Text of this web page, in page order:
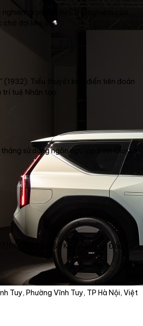
trọng về pin: Trải nghiệm của
chờ đợi kéo dài
(1932): Tiểu thuyết kinh điển tiên đoán
tuệ Nhân tạo
sử dụng ngôn ngữ lập trình Clojure
06/2018 bởi Sở Kế Hoạch và Đầu Tư
Tuy, Phường Vĩnh Tuy, TP Hà Nội, Việt